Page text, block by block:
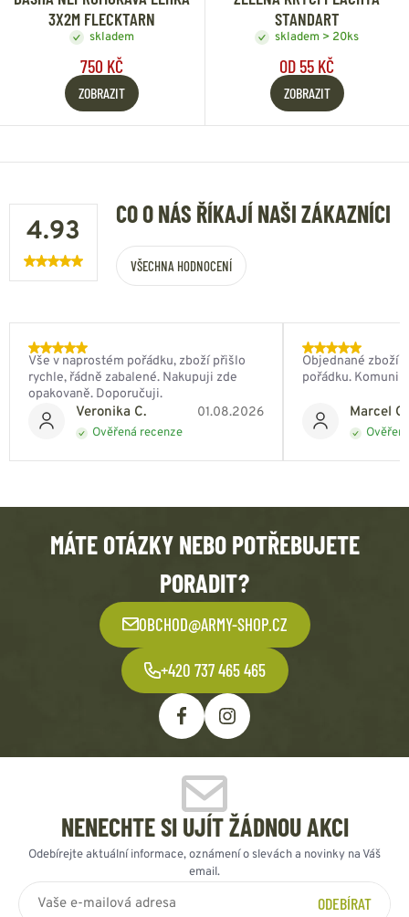
3X2M FLECKTARN
skladem
750 KČ
ZOBRAZIT
STANDART
skladem > 20ks
OD 55 KČ
ZOBRAZIT
4.93
CO O NÁS ŘÍKAJÍ NAŠI ZÁKAZNÍCI
VŠECHNA HODNOCENÍ
Veronika C. 01.08.2026
Ověřená recenze
Vše v naprostém pořádku, zboží přišlo
rychle, řádně zabalené. Nakupuji zde
opakovaně. Doporučuji.
Marcel
Objednané zboží
pořádku.
MÁTE OTÁZKY NEBO POTŘEBUJETE
PORADIT?
OBCHOD@ARMY-SHOP.CZ
+420 737 465 465
NENECHTE SI UJÍT ŽÁDNOU AKCI
Odebírejte aktuální informace, oznámení o slevách a novinky na Váš
email.
ODEBÍRAT